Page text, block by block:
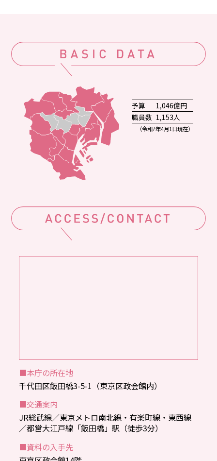
予算
1,046億円
職員数 1,153人
（令和7年4月1日現在）
■本庁の所在地
千代田区飯田橋3-5-1（東京区政会館内）
■交通案内
JR総武線／東京メトロ南北線・有楽町線・東西線
／都営大江戸線「飯田橋」駅（徒歩3分）
■資料の入手先